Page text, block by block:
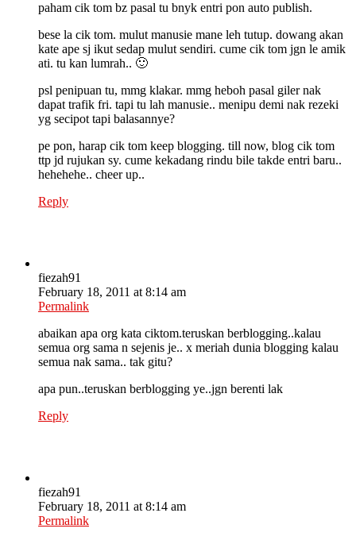
paham cik tom bz pasal tu bnyk entri pon auto publish.
bese la cik tom. mulut manusie mane leh tutup. dowang akan
kate ape sj ikut sedap mulut sendiri. cume cik tom jgn le amik
ati. tu kan lumrah.. 🙂
psl penipuan tu, mmg klakar. mmg heboh pasal giler nak
dapat trafik fri. tapi tu lah manusie.. menipu demi nak rezeki
yg secipot tapi balasannye?
pe pon, harap cik tom keep blogging. till now, blog cik tom
ttp jd rujukan sy. cume kekadang rindu bile takde entri baru..
hehehehe.. cheer up..
Reply
fiezah91
February 18, 2011 at 8:14 am
Permalink
abaikan apa org kata ciktom.teruskan berblogging..kalau
semua org sama n sejenis je.. x meriah dunia blogging kalau
semua nak sama.. tak gitu?
apa pun..teruskan berblogging ye..jgn berenti lak
Reply
fiezah91
February 18, 2011 at 8:14 am
Permalink